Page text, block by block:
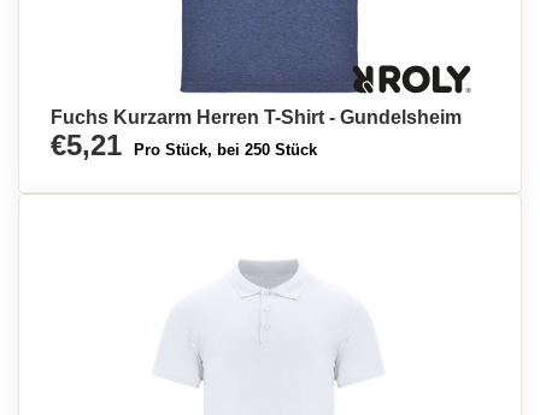
Fuchs Kurzarm Herren T-Shirt - Gundelsheim
€5,21 Pro Stück, bei 250 Stück